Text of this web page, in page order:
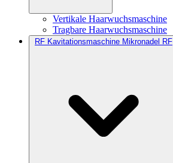
Vertikale Haarwuchsmaschine
Tragbare Haarwuchsmaschine
RF Kavitationsmaschine Mikronadel RF